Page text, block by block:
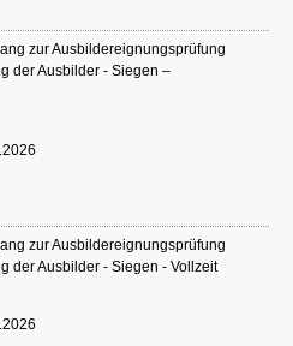
zur Ausbildereignungsprüfung
der Ausbilder - Siegen –
zur Ausbildereignungsprüfung
der Ausbilder - Siegen - Vollzeit